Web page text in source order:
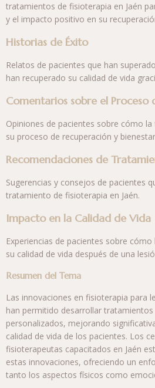
tratamientos de fisioterapia en Jaén
y el impacto positivo en su
Historias de Éxito
Relatos de pacientes que han
han recuperado su calidad de vida
Comentarios sobre el Proceso
Opiniones de pacientes sobre cómo
su proceso de recuperación y
Recomendaciones de
Sugerencias y consejos de pacientes
tratamiento de fisioterapia en Jaén.
Impacto en la Calidad de Vida
Experiencias de pacientes sobre
su calidad de vida después de una
Resumen del Tema
Las innovaciones en fisioterapia para
han permitido desarrollar
personalizados, mejorando
calidad de vida de los pacientes. Los
fisioterapeutas capacitados en Jaén
estas innovaciones, ofreciendo un
tanto los aspectos físicos como